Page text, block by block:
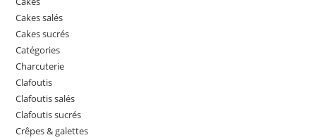
Cakes salés
Cakes sucrés
Catégories
Charcuterie
Clafoutis
Clafoutis salés
Clafoutis sucrés
Crêpes & galettes